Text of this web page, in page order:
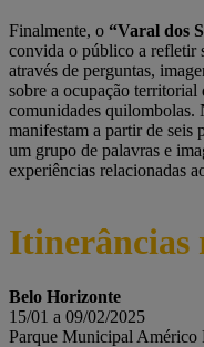
Finalmente, o “Varal dos
convida o público a refletir
através de perguntas,
sobre a ocupação
comunidades quilombolas.
manifestam a partir de seis
um grupo de palavras e
experiências relacionadas
Itinerâncias
Belo Horizonte
15/01 a 09/02/2025
Parque Municipal Américo